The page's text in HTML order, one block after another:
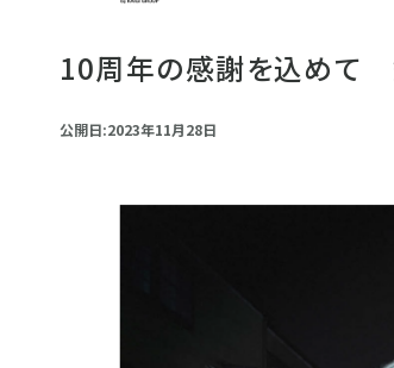
10周年の感謝を込めて
公開日:2023年11月28日